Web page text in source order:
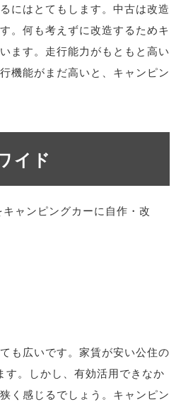
にはとてもします。中古は改造
。何も考えずに改造するためキ
ます。走行能力がもともと高い
機能がまだ高いと、キャンピン
イド
も広いです。家賃が安い公住の
す。しかし、有効活用できなか
く感じるでしょう。キャンピン